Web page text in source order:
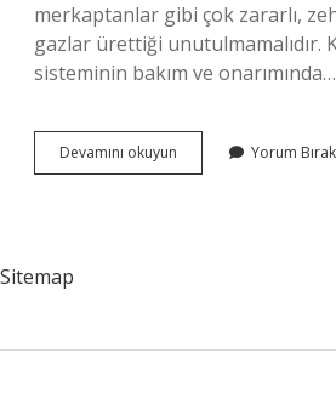
merkaptanlar gibi çok zararlı,
gazlar ürettiği unutulmamalıdır.
sisteminin bakım ve onarımında…
Devamını okuyun Kanalizasyon
Içinde
Yorum Bırak
Sitemap